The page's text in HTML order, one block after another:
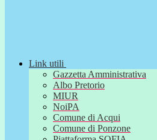
Link utili
Gazzetta Amministrativa
Albo Pretorio
MIUR
NoiPA
Comune di Acqui
Comune di Ponzone